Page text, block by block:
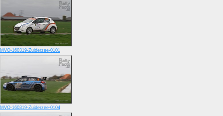
MVO-160319-Zuiderzee-0101
MVO-160319-Zuiderzee-0104